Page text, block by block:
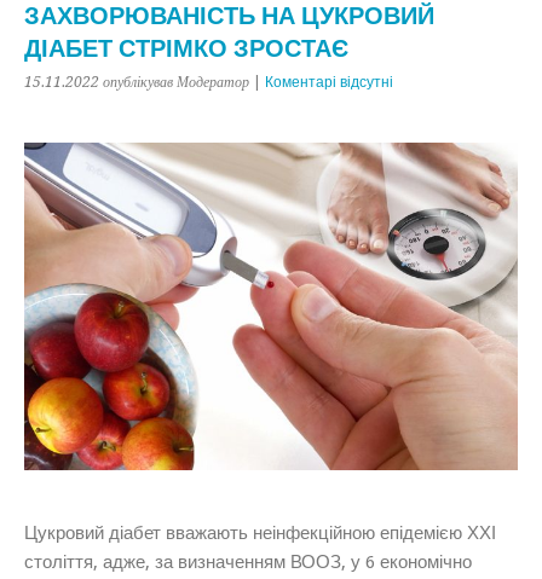
ЗАХВОРЮВАНІСТЬ НА ЦУКРОВИЙ
ДІАБЕТ СТРІМКО ЗРОСТАЄ
15.11.2022 опублікував Модератор Коментарі відсутні
Цукровий діабет вважають неінфекційною епідемією ХХІ
століття, адже, за визначенням ВООЗ, у 6 економічно